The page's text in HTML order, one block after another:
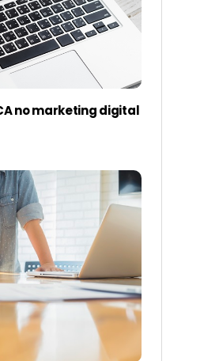
no marketing digital